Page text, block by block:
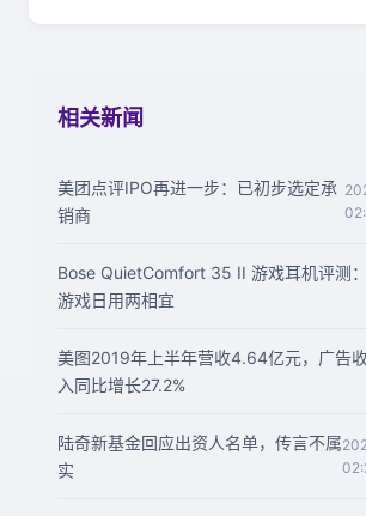
相关新闻
美团点评IPO再进一步：已初步选定承
销商
Bose QuietComfort 35 II 游戏耳机评测：
游戏日用两相宜
美图2019年上半年营收4.64亿元，广告
入同比增长27.2%
陆奇新基金回应出资人名单，传言不属
实